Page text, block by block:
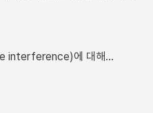
interference)에 대해…